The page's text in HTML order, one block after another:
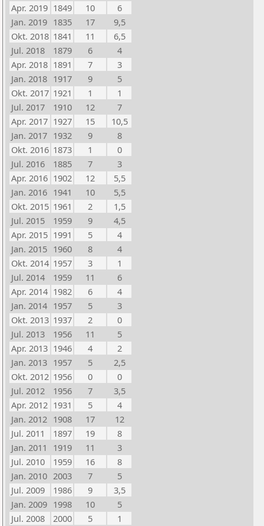
Apr. 2019 1849 10
6
Jan. 2019 1835 17
9,5
Okt. 2018 1841 11
6,5
Jul. 2018
1879 6
4
Apr. 2018 1891 7
3
Jan. 2018 1917 9
5
Okt. 2017 1921 1
1
Jul. 2017
1910 12
7
Apr. 2017 1927 15
10,5
Jan. 2017 1932 9
8
Okt. 2016 1873 1
0
Jul. 2016
1885 7
3
Apr. 2016 1902 12
5,5
Jan. 2016 1941 10
5,5
Okt. 2015 1961 2
1,5
Jul. 2015
1959 9
4,5
Apr. 2015 1991 5
4
Jan. 2015 1960 8
4
Okt. 2014 1957 3
1
Jul. 2014
1959 11
6
Apr. 2014 1982 6
4
Jan. 2014 1957 5
3
Okt. 2013 1937 2
0
Jul. 2013
1956 11
5
Apr. 2013 1946 4
2
Jan. 2013 1957 5
2,5
Okt. 2012 1956 0
0
Jul. 2012
1956 7
3,5
Apr. 2012 1931 5
4
Jan. 2012 1908 17
12
Jul. 2011
1897 19
8
Jan. 2011
1919 11
3
Jul. 2010
1959 16
8
Jan. 2010 2003 7
5
Jul. 2009
1986 9
3,5
Jan. 2009 1998 10
5
Jul. 2008
2000 5
1